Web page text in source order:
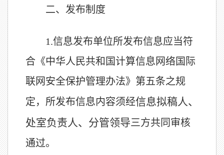
二、发布制度
1.信息发布单位所发布信息应当符
合《中华人民共和国计算信息网络国际
联网安全保护管理办法》第五条之规
定，所发布信息内容须经信息拟稿人、
处室负责人、分管领导三方共同审核
通过。